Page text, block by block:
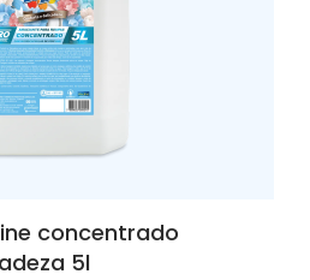
concentrado
5l